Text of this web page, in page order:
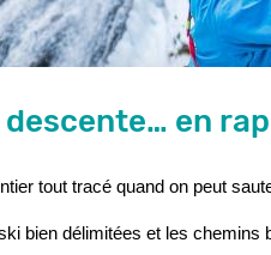
descente… en
tout tracé quand on peut
bien délimitées et les chemins